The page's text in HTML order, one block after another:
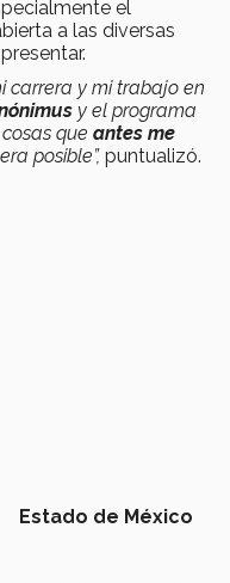
el
a las diversas
carrera y mi trabajo en
y el programa
que antes me
posible”, puntualizó.
Estado de México